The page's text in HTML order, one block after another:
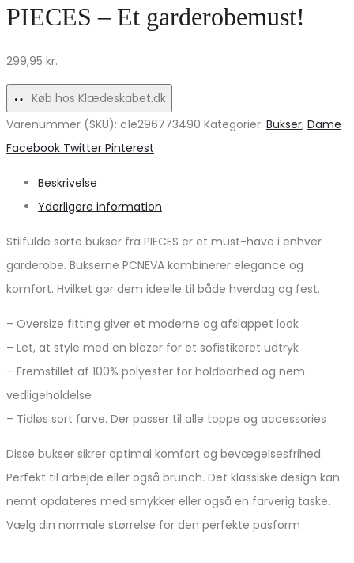
PIECES – Et garderobemust!
299,95 kr.
Køb hos Klædeskabet.dk
Varenummer (SKU): c1e296773490 Kategorier: Bukser, Dame
Share
Facebook Twitter Pinterest
Beskrivelse
Yderligere information
Stilfulde sorte bukser fra PIECES er et must-have i enhver
garderobe. Bukserne PCNEVA kombinerer elegance og
komfort. Hvilket gør dem ideelle til både hverdag og fest.
– Oversize fitting giver et moderne og afslappet look
– Let, at style med en blazer for et sofistikeret udtryk
– Fremstillet af 100% polyester for holdbarhed og nem
vedligeholdelse
– Tidløs sort farve. Der passer til alle toppe og accessories
Disse bukser sikrer optimal komfort og bevægelsesfrihed.
Perfekt til arbejde eller også brunch. Det klassiske design kan
nemt opdateres med smykker eller også en farverig taske.
Vælg din normale størrelse for den perfekte pasform